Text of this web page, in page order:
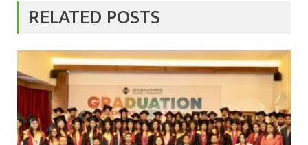
RELATED POSTS